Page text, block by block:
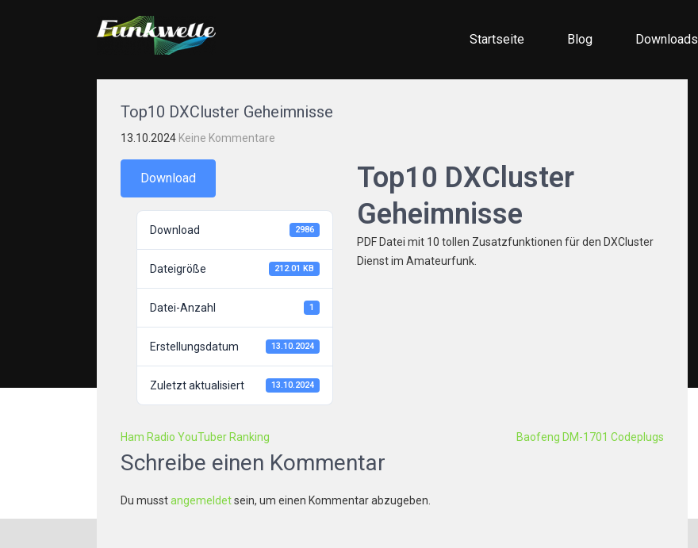
FUNKWELLE.COM
Startseite Blog Downloads
Top10 DXCluster Geheimnisse
13.10.2024 Keine Kommentare
Download
Download 2986
Dateigröße 212.01 KB
Datei-Anzahl 1
Erstellungsdatum 13.10.2024
Zuletzt aktualisiert 13.10.2024
Top10 DXCluster
Geheimnisse
PDF Datei mit 10 tollen Zusatzfunktionen für den DXCluster
Dienst im Amateurfunk.
B
e
t
Ham Radio YouTuber Ranking Baofeng DM-1701 Codeplugs
Schreibe einen Kommentar
Du musstangemeldetsein, um einen Kommentar abzugeben.